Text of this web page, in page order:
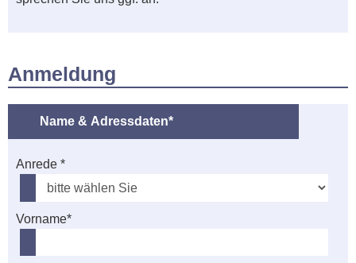
Anmeldung
Name & Adressdaten*
Anrede *
Vorname*